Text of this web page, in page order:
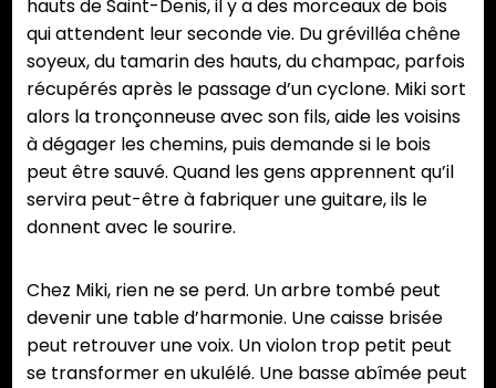
hauts de Saint-Denis, il y a des morceaux de bois
qui attendent leur seconde vie. Du grévilléa chêne
soyeux, du tamarin des hauts, du champac, parfois
récupérés après le passage d’un cyclone. Miki sort
alors la tronçonneuse avec son fils, aide les voisins
à dégager les chemins, puis demande si le bois
peut être sauvé. Quand les gens apprennent qu’il
servira peut-être à fabriquer une guitare, ils le
donnent avec le sourire.
Chez Miki, rien ne se perd. Un arbre tombé peut
devenir une table d’harmonie. Une caisse brisée
peut retrouver une voix. Un violon trop petit peut
se transformer en ukulélé. Une basse abîmée peut